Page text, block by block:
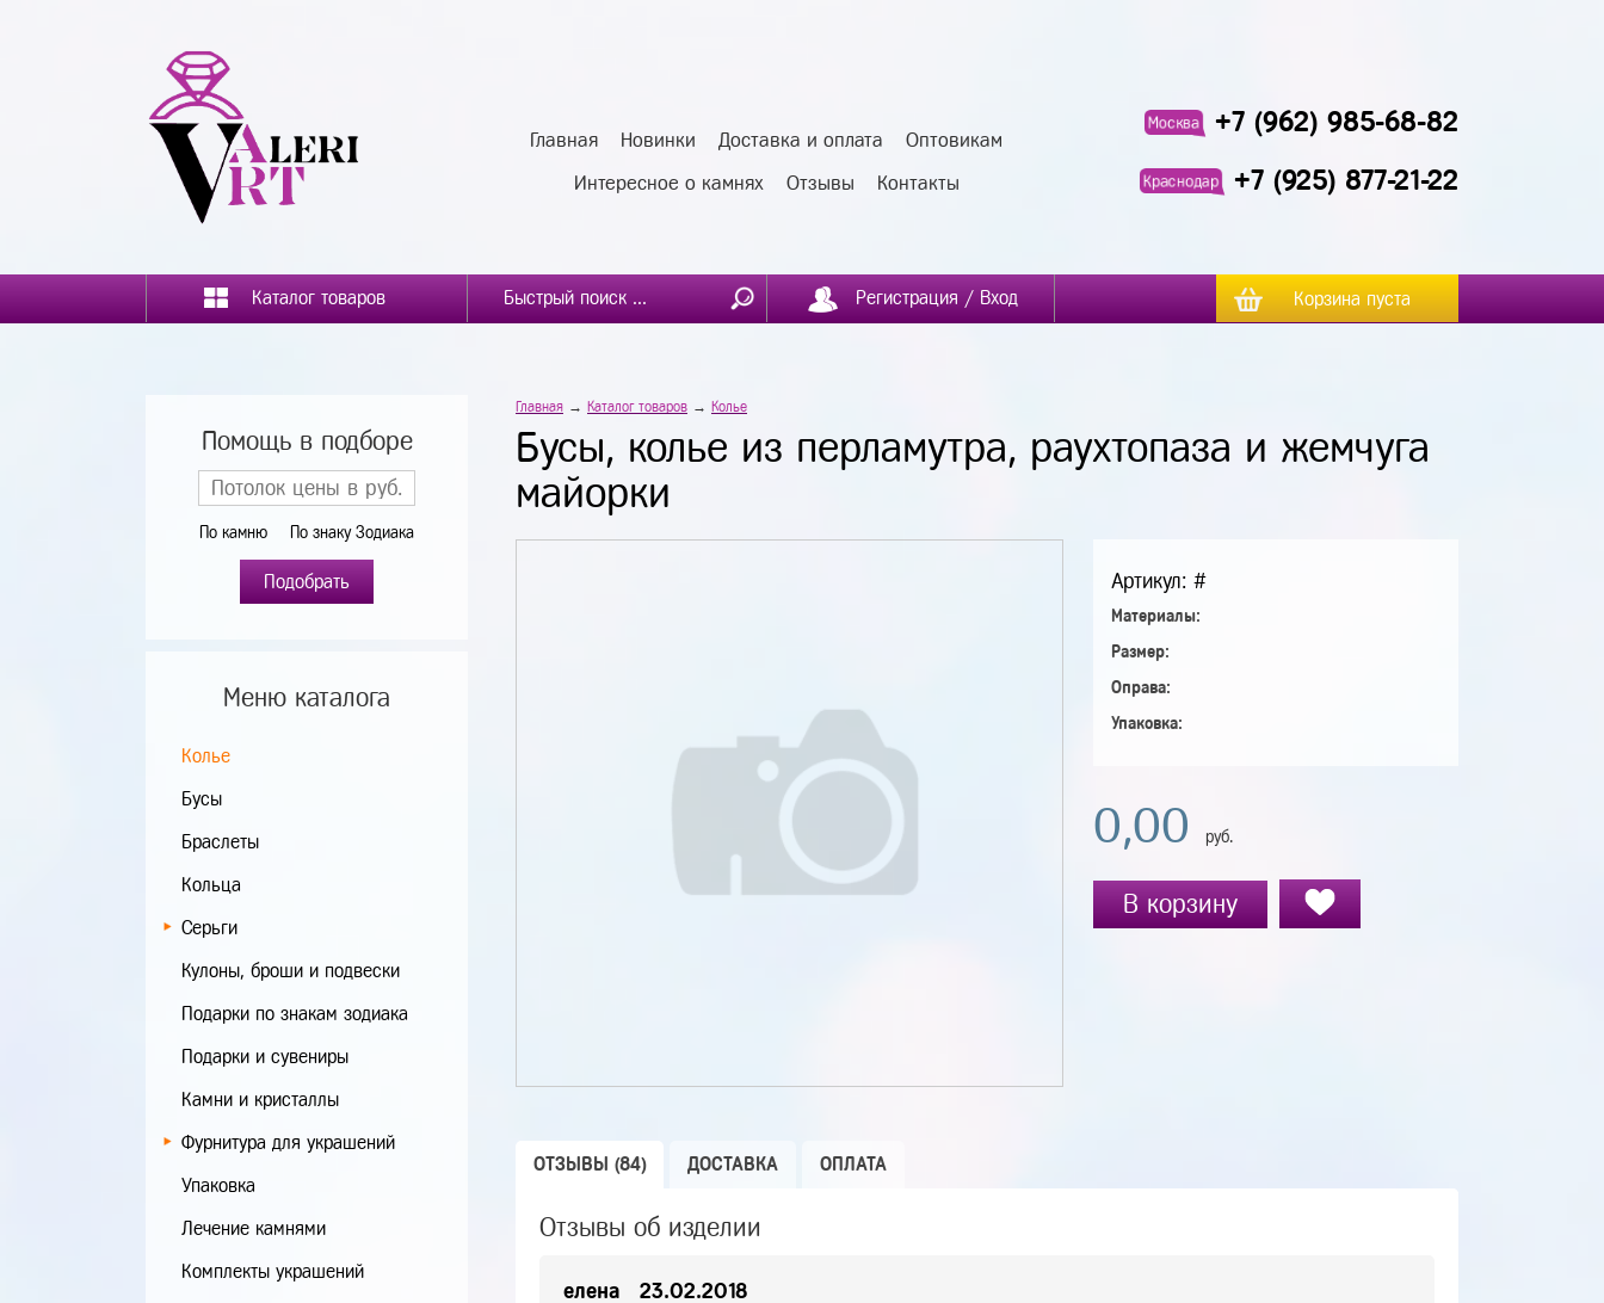
Главная Новинки Доставка и оплата Оптовикам
Интересное о камнях Отзывы Контакты
Москва +7 (962) 985-68-82
Краснодар +7 (925) 877-21-22
Каталог товаров Регистрация / Вход Корзина пуста
Помощь в подборе
По камню По знаку Зодиака
Подобрать
Меню каталога
Колье
Бусы
Браслеты
Кольца
Серьги
Кулоны, броши и подвески
Подарки по знакам зодиака
Подарки и сувениры
Камни и кристаллы
Фурнитура для украшений
Упаковка
Лечение камнями
Комплекты украшений
Главная → Каталог товаров → Колье
Бусы, колье из перламутра, раухтопаза и жемчуга
майорки
Артикул: #
Материалы:
Размер:
Оправа:
Упаковка:
0,00 руб.
В корзину
ОТЗЫВЫ (84) ДОСТАВКА ОПЛАТА
Отзывы об изделии
елена 23.02.2018